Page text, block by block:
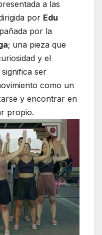
a las
por Edu
por la
; una pieza que
y el
ser
como un
y encontrar en
propio.